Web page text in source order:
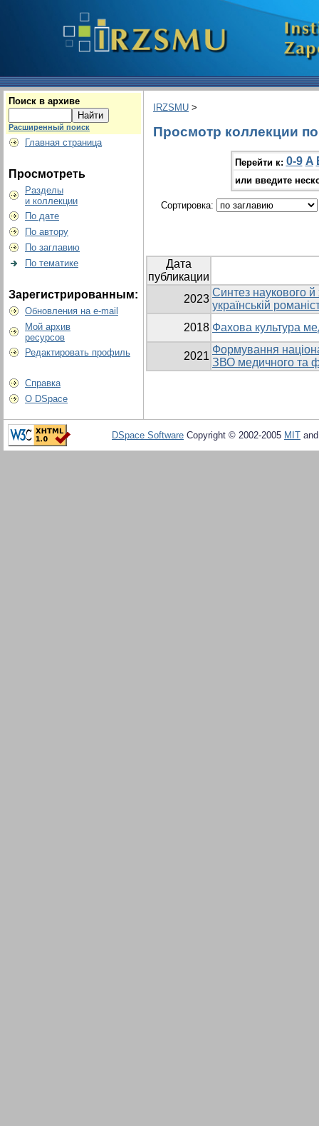
Поиск в архиве
Расширенный поиск
Главная страница
Просмотреть
Разделы
и коллекции
По дате
По автору
По заглавию
По тематике
Зарегистрированным:
Обновления на e-mail
Мой архив
ресурсов
Редактировать профиль
Справка
О DSpace
IRZSMU >
Просмотр коллекции
Перейти к: 0-9 A
или введите
Сортировка:
Дата
публикации
2023
Синтез наукового й
українській
2018 Фахова культура
2021
Формування
ЗВО медичного та
DSpace Software Copyright © 2002-2005 MIT